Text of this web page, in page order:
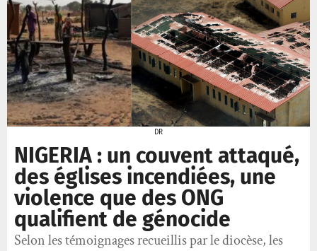
DR
NIGERIA : un couvent attaqué,
des églises incendiées, une
violence que des ONG
qualifient de génocide
Selon les témoignages recueillis par le diocèse, les